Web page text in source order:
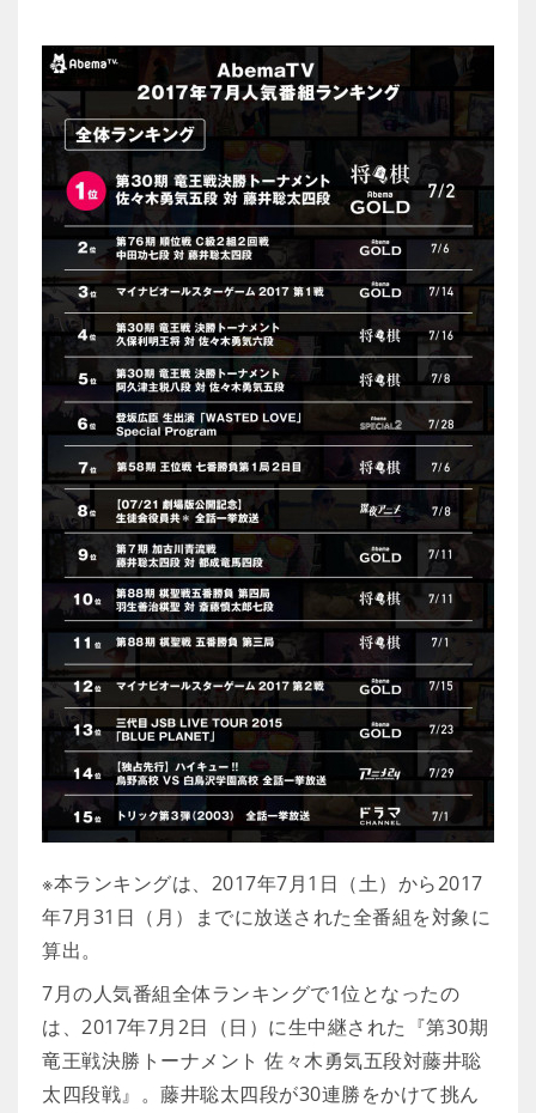
※本ランキングは、2017年7月1日（土）から2017
年7月31日（月）までに放送された全番組を対象に
算出。
7月の人気番組全体ランキングで1位となったの
は、2017年7月2日（日）に生中継された『第30期
竜王戦決勝トーナメント 佐々木勇気五段対藤井聡
太四段戦』。藤井聡太四段が30連勝をかけて挑ん